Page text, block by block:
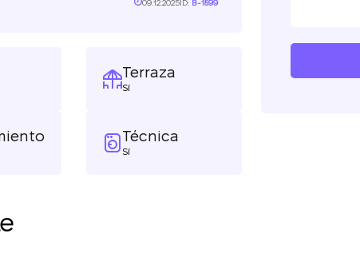
09.12.2025ID: B-1899
Terraza
Sí
Técnica
Sí